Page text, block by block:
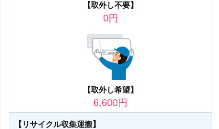
【取外し不要】
0円
【取外し希望】
6,600円
【リサイクル収集運搬】